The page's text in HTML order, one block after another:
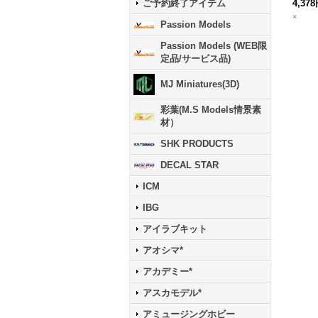
ご予約終了アイテム
Passion Models
Passion Models (WEB限
定品/サービス品)
MJ Miniatures(3D)
彩葉(M.S Models情景素
材）
SHK PRODUCTS
DECAL STAR
ICM
IBG
アイラブキット
アオシマ*
アカデミー*
アスカモデル*
アミュージングホビー
4,378
×